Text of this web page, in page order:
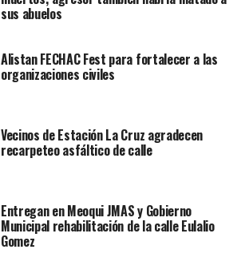
sus abuelos
Alistan FECHAC Fest para fortalecer a las
organizaciones civiles
Vecinos de Estación La Cruz agradecen
recarpeteo asfáltico de calle
Entregan en Meoqui JMAS y Gobierno
Municipal rehabilitación de la calle Eulalio
Gomez